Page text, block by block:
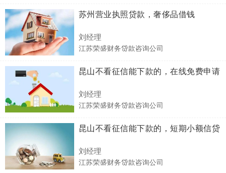
苏州营业执照贷款，奢侈品借钱
刘经理
江苏荣盛财务贷款咨询公司
昆山不看征信能下款的，在线免费申请
刘经理
江苏荣盛财务贷款咨询公司
昆山不看征信能下款的，短期小额信贷
刘经理
江苏荣盛财务贷款咨询公司